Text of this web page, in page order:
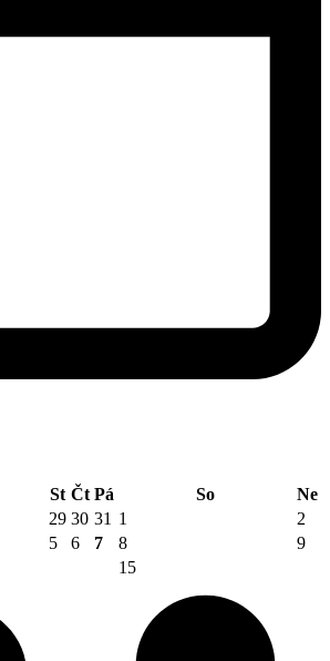
St Čt Pá So
Ne
29 30 31 1
2
5 6 7 8
9
15